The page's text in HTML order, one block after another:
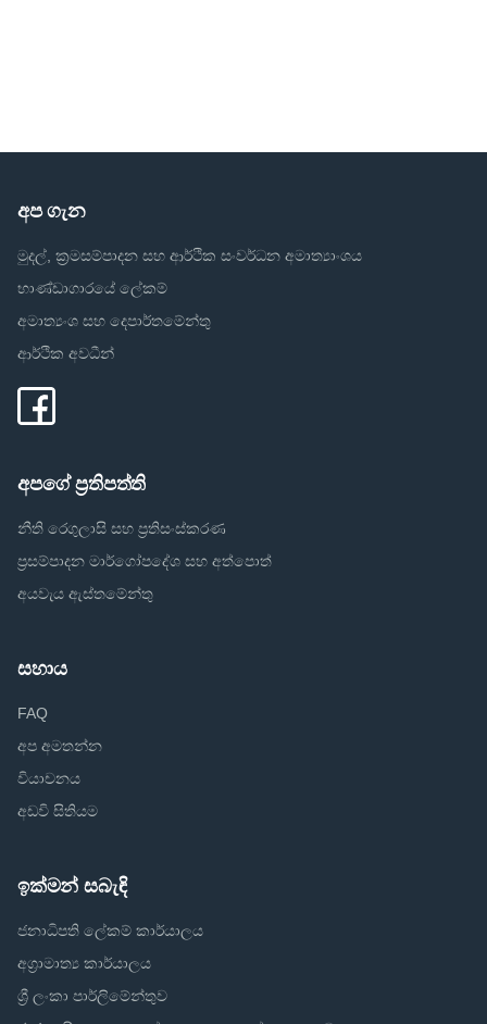
අප ගැන
මුදල්, ක්‍රමසම්පාදන සහ ආර්ථික සංවර්ධන අමාත්‍යාංශය
භාණ්ඩාගාරයේ ලේකම්
අමාත්‍යංශ සහ දෙපාර්තමේන්තු
ආර්ථික අවධීන්
අපගේ ප්‍රතිපත්ති
නීති රෙගුලාසි සහ ප්‍රතිසංස්කරණ
ප්‍රසම්පාදන මාර්ගෝපදේශ සහ අත්පොත්
අයවැය ඇස්තමේන්තු
සහාය
FAQ
අප අමතන්න
වියාචනය
අඩවි සිතියම
ඉක්මන් සබැඳි
ජනාධිපති ලේකම් කාර්යාලය
අග්‍රාමාත්‍ය කාර්යාලය
ශ්‍රී ලංකා පාර්ලිමේන්තුව